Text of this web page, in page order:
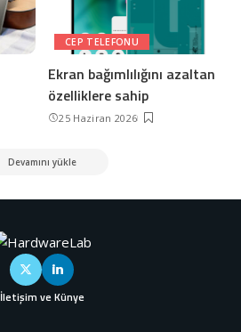
CEP TELEFONU
Ekran bağımlılığını azaltan
özelliklere sahip
25 Haziran 2026
Devamını yükle
İletişim ve Künye